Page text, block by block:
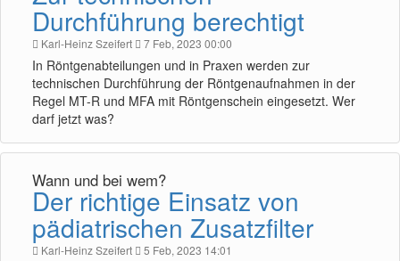
Durchführung berechtigt
Karl-Heinz Szeifert 7 Feb, 2023 00:00
In Röntgenabteilungen und in Praxen werden zur
technischen Durchführung der Röntgenaufnahmen in der
Regel MT-R und MFA mit Röntgenschein eingesetzt. Wer
darf jetzt was?
Wann und bei wem?
Der richtige Einsatz von
pädiatrischen Zusatzfilter
Karl-Heinz Szeifert 5 Feb, 2023 14:01